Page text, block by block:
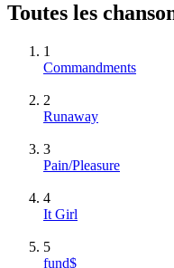
Toutes les
1
Commandments
2
Runaway
3
Pain/Pleasure
4
It Girl
5
fund$